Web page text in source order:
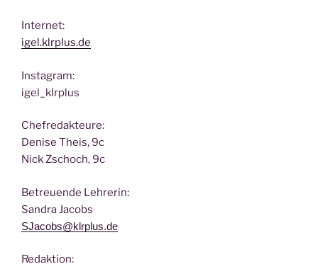
Inter­net:
igel.klrplus.de
Insta­gram:
igel_klrplus
Chef­re­dak­teu­re:
Deni­se Theis, 9c
Nick Zscho­ch, 9c
Betreu­en­de Lehrerin:
San­dra Jacobs
SJacobs@klrplus.de
Redak­ti­on: